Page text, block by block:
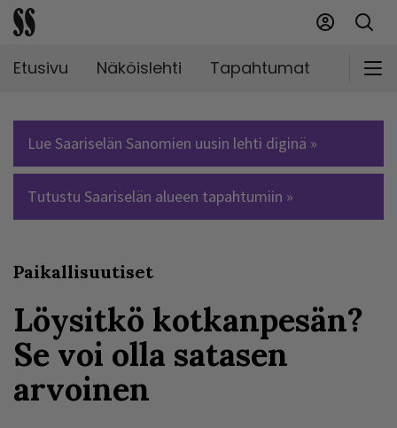
Etusivu Näköislehti Tapahtumat
Lue Saariselän Sanomien uusin lehti diginä »
Tutustu Saariselän alueen tapahtumiin »
Paikallisuutiset
Löysitkö kotkanpesän?
Se voi olla satasen
arvoinen